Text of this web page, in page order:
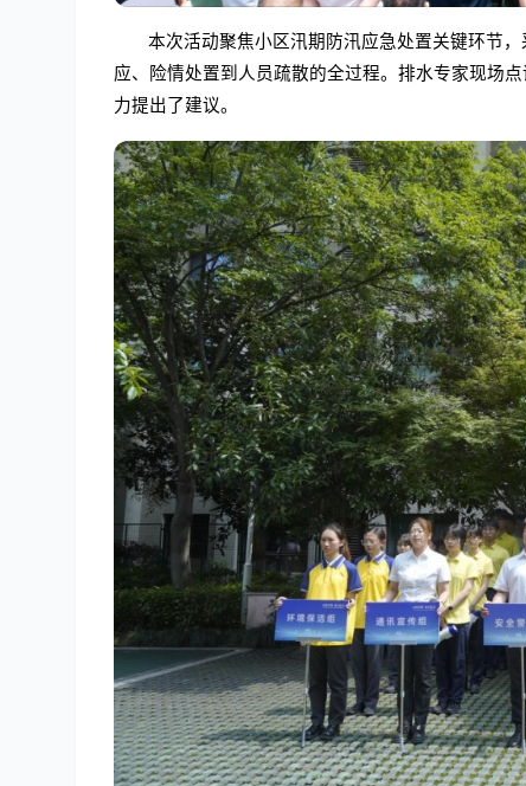
本次活动聚焦小区汛期防汛应急处置关键环节
应、险情处置到人员疏散的全过程。排水专家现场
力提出了建议。